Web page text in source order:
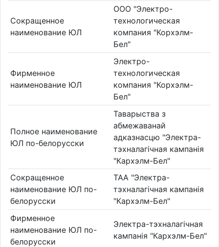
Сокращенное
наименование ЮЛ
ООО "Электро-
технологическая
компания "Корхэлм-
Бел"
Фирменное
наименование ЮЛ
Электро-
технологическая
компания "Корхэлм-
Бел"
Полное наименование
ЮЛ по-белорусски
Таварыства з
абмежаванай
адказнасцю "Электра-
тэхналагічная кампанія
"Кархэлм-Бел"
Сокращенное
наименование ЮЛ по-
белорусски
ТАА "Электра-
тэхналагічная кампанія
"Кархэлм-Бел"
Фирменное
наименование ЮЛ по-
белорусски
Электра-тэхналагічная
кампанія "Кархэлм-Бел"